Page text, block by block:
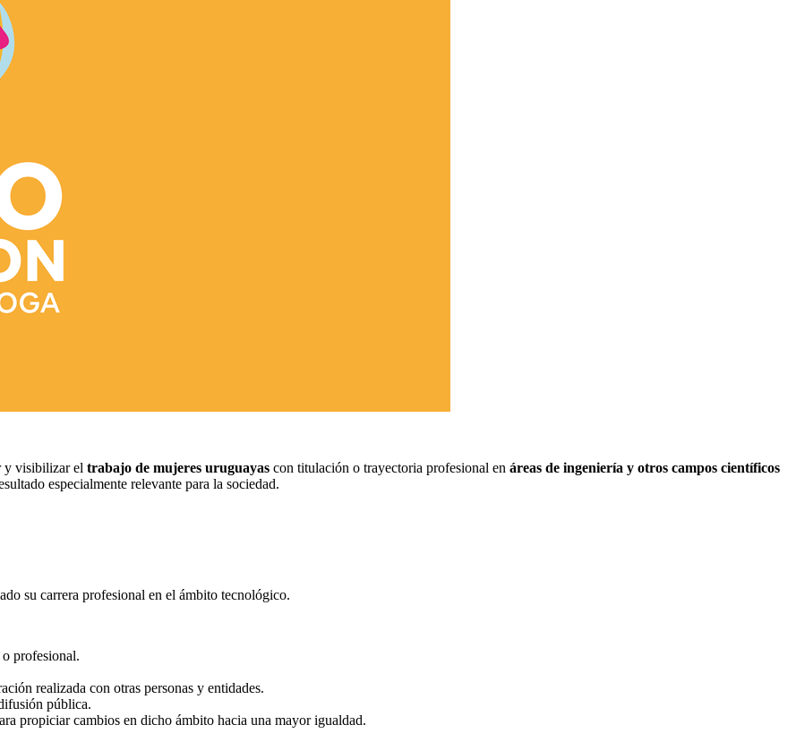
y visibilizar el trabajo de mujeres uruguayas con titulación o trayectoria profesional en áreas de ingeniería y otros campos científicos
especialmente relevante para la sociedad.
su carrera profesional en el ámbito tecnológico.
profesional.
realizada con otras personas y entidades.
pública.
propiciar cambios en dicho ámbito hacia una mayor igualdad.